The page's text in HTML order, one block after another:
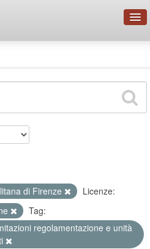
Organizzazioni
di Firenze
Licenze:
Tag:
regolamentazione e unità